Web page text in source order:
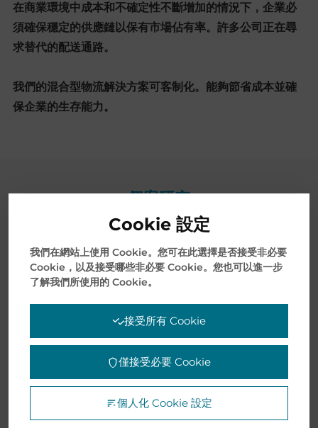
在商業環境中成本和不確定性不斷增加的情況下，企業必
須確保穩定的供應鏈以保有市場佔有率。許多公司正在尋
求替代的配送通路。
我們的混合型物流解決方案可客制化。能夠節省成本並確
保企業的生存能力。
個案研究
Cookie 設定
我們在網站上使用 Cookie。您可在此選擇是否接受非必要
Cookie，以及接受哪些非必要 Cookie。您也可以進一步
了解我們所使用的 Cookie。
接受所有 Cookie
僅接受必要 Cookie
個人化 Cookie 設定